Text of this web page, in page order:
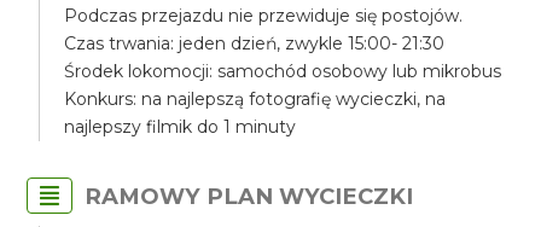
Podczas przejazdu nie przewiduje się postojów.
Czas trwania: jeden dzień, zwykle 15:00- 21:30
Środek lokomocji: samochód osobowy lub mikrobus
Konkurs: na najlepszą fotografię wycieczki, na
najlepszy filmik do 1 minuty
RAMOWY PLAN WYCIECZKI